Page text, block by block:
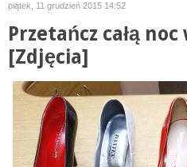
piątek, 11 grudzień 2015 14:52
Przetańcz całą
[Zdjęcia]